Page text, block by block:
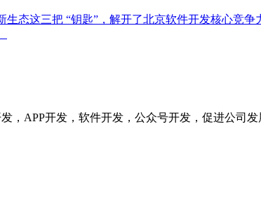
态这三把 “钥匙”，解开了北京软件开发核心竞
APP开发，软件开发，公众号开发，促进公司